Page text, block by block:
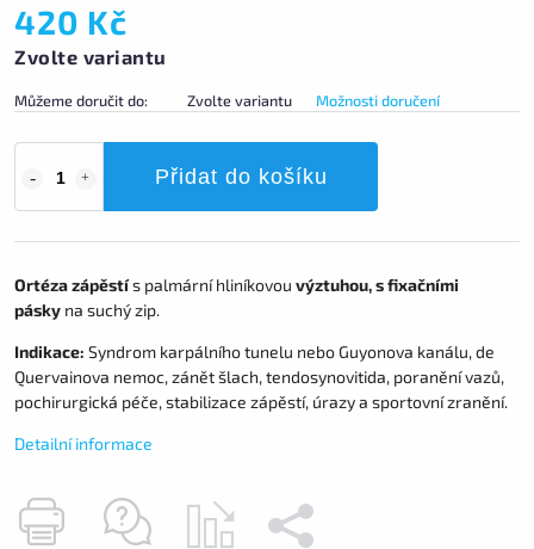
420 Kč
Zvolte variantu
Můžeme doručit do: Zvolte variantu Možnosti doručení
Přidat do košíku
Ortéza zápěstís palmární hliníkovou výztuhou, s fixačními
pásky na suchý zip.
Indikace: Syndrom karpálního tunelu nebo Guyonova kanálu, de
Quervainova nemoc, zánět šlach, tendosynovitida, poranění vazů,
pochirurgická péče, stabilizace zápěstí, úrazy a sportovní zranění.
Detailní informace